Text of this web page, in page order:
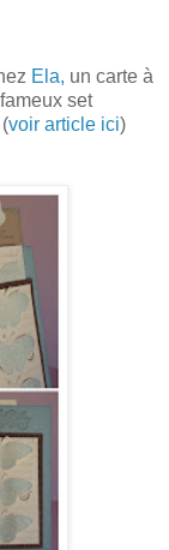
Ela, un carte à
set
voir article ici)